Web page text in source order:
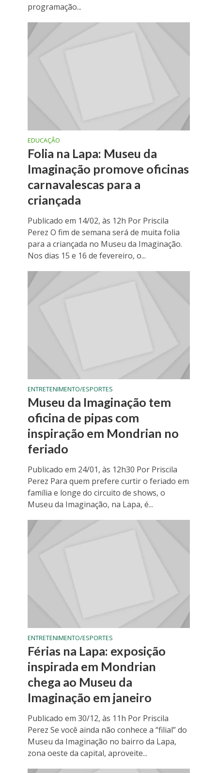
programação...
EDUCAÇÃO
Folia na Lapa: Museu da
Imaginação promove oficinas
carnavalescas para a
criançada
Publicado em 14/02, às 12h Por Priscila
Perez O fim de semana será de muita folia
para a criançada no Museu da Imaginação.
Nos dias 15 e 16 de fevereiro, o...
ENTRETENIMENTO/ESPORTES
Museu da Imaginação tem
oficina de pipas com
inspiração em Mondrian no
feriado
Publicado em 24/01, às 12h30 Por Priscila
Perez Para quem prefere curtir o feriado em
família e longe do circuito de shows, o
Museu da Imaginação, na Lapa, é...
ENTRETENIMENTO/ESPORTES
Férias na Lapa: exposição
inspirada em Mondrian
chega ao Museu da
Imaginação em janeiro
Publicado em 30/12, às 11h Por Priscila
Perez Se você ainda não conhece a “filial” do
Museu da Imaginação no bairro da Lapa,
zona oeste da capital, aproveite...